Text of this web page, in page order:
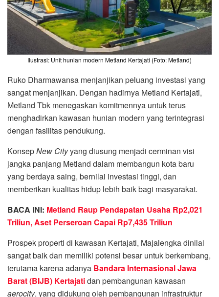
Ilustrasi: Unit hunian modern Metland Kertajati (Foto: Metland)
Ruko Dharmawansa menjanjikan peluang investasi yang
sangat menjanjikan. Dengan hadirnya Metland Kertajati,
Metland Tbk menegaskan komitmennya untuk terus
menghadirkan kawasan hunian modern yang terintegrasi
dengan fasilitas pendukung.
KonsepNew Cityyang diusung menjadi cerminan visi
jangka panjang Metland dalam membangun kota baru
yang berdaya saing, bernilai investasi tinggi, dan
memberikan kualitas hidup lebih baik bagi masyarakat.
BACA INI: Metland Raup Pendapatan Usaha Rp2,021
Triliun, Aset Perseroan Capai Rp7,435 Triliun
Prospek properti di kawasan Kertajati, Majalengka dinilai
sangat baik dan memiliki potensi besar untuk berkembang,
terutama karena adanya Bandara Internasional Jawa
Barat (BIJB) Kertajatidan pembangunan kawasan
aerocity, yang didukung oleh pembangunan infrastruktur